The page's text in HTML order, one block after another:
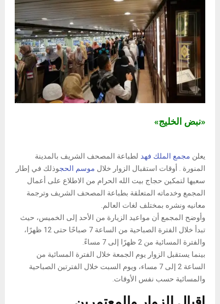
«نبض الخليج»
يعلن مجمع الملك فهد لطباعة المصحف الشريف بالمدينة
المنورة . أوقات استقبال الزوار خلال موسم الحجوذلك في إطار
سعيها لتمكين حجاج بيت الله الحرام من الاطلاع على أعمال
المجمع وخدماته المتعلقة بطباعة المصحف الشريف وترجمة
معانيه ونشره بمختلف لغات العالم.
وأوضح المجمع أن مواعيد الزيارة من الأحد إلى الخميس، حيث
تبدأ خلال الفترة الصباحية من الساعة 7 صباحًا حتى 12 ظهرًا،
والفترة المسائية من 2 ظهرًا إلى 7 مساءً.
بينما يستقبل الزوار يوم الجمعة خلال الفترة المسائية من
الساعة 2 إلى 7 مساء، ويوم السبت خلال الفترتين الصباحية
والمسائية حسب نفس الأوقات.